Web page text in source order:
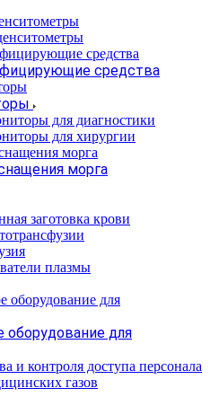
средства
для диагностики
для хирургии
морга
заготовка крови
плазмы
оборудование для
и контроля доступа персонала
газов